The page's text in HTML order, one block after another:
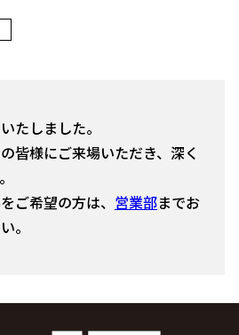
たしました。
皆様にご来場いただき、深く
ご希望の方は、 営業部までお
。